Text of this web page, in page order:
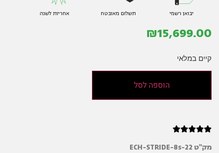
יבואן רשמי תשלום מאובטח אחריות לשנה
₪15,699.00
קיים במלאי
הוספה לסל





מק"טECH-STRIDE-8s-22